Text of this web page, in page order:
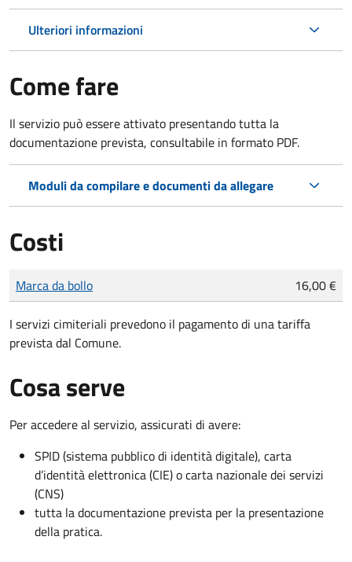
Ulteriori informazioni
Come fare
Il servizio può essere attivato presentando tutta la
documentazione prevista, consultabile in formato PDF.
Moduli da compilare e documenti da allegare
Costi
Tipo di pagamento
Importo
Marca da bollo 16,00 €
I servizi cimiteriali prevedono il pagamento di una tariffa
prevista dal Comune.
Cosa serve
Per accedere al servizio, assicurati di avere:
SPID (sistema pubblico di identità digitale), carta
d’identità elettronica (CIE) o carta nazionale dei servizi
(CNS)
tutta la documentazione prevista per la presentazione
della pratica.